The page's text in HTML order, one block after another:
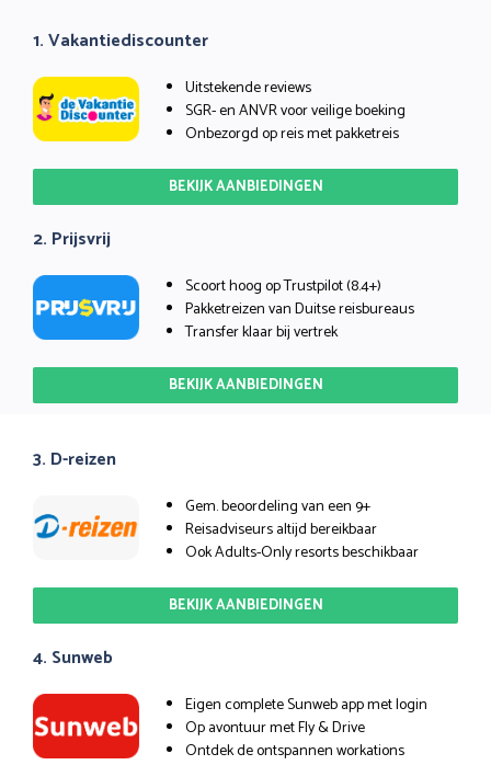
1. Vakantiediscounter
Uitstekende reviews
SGR- en ANVR voor veilige boeking
Onbezorgd op reis met pakketreis
BEKIJK AANBIEDINGEN
2. Prijsvrij
Scoort hoog op Trustpilot (8.4+)
Pakketreizen van Duitse reisbureaus
Transfer klaar bij vertrek
BEKIJK AANBIEDINGEN
3. D-reizen
Gem. beoordeling van een 9+
Reisadviseurs altijd bereikbaar
Ook Adults-Only resorts beschikbaar
BEKIJK AANBIEDINGEN
4. Sunweb
Eigen complete Sunweb app met login
Op avontuur met Fly & Drive
Ontdek de ontspannen workations